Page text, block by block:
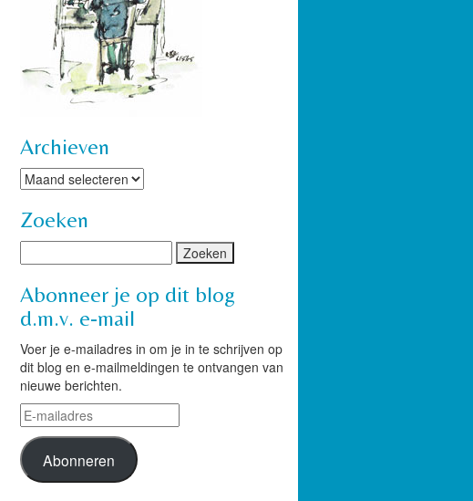
Archieven
Archieven
Zoeken
Abonneer je op dit blog
d.m.v. e-mail
Voer je e-mailadres in om je in te schrijven op
dit blog en e-mailmeldingen te ontvangen van
nieuwe berichten.
E-
mailadres
Abonneren